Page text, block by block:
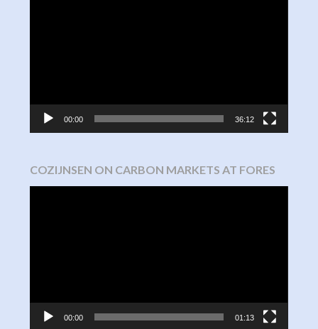
00:00 36:12
COZIJNSEN ON CARBON MARKETS AT FORES
00:00 01:13